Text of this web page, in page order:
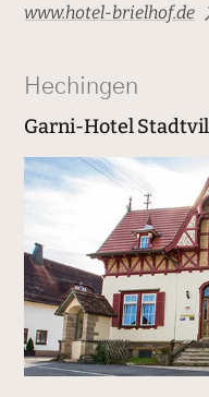
www.hotel-brielhof.de
Hechingen
Garni-Hotel